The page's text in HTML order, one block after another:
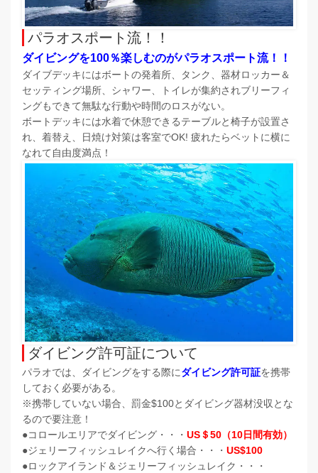
パラオスポート流！！
ダイビングを100％楽しむのがパラオスポート流！！
ダイブデッキにはボートの発着所、タンク、器材ロッカー＆
セッティング場所、シャワー、トイレが集約されブリーフィ
ングもできて無駄な行動や時間のロスがない。
ボートデッキには水着で休憩できるテーブルと椅子が設置さ
れ、着替え、日焼け対策は客室でOK! 疲れたらベットに横に
なれて自由度満点！
ダイビング許可証について
パラオでは、ダイビングをする際にダイビング許可証を携帯
しておく必要がある。
※携帯していない場合、罰金$100とダイビング器材没収とな
るので要注意！
●コロールエリアでダイビング・・・ US＄50（10日間有効）
●ジェリーフィッシュレイクへ行く場合・・・ US$100
●ロックアイランド＆ジェリーフィッシュレイク・・・